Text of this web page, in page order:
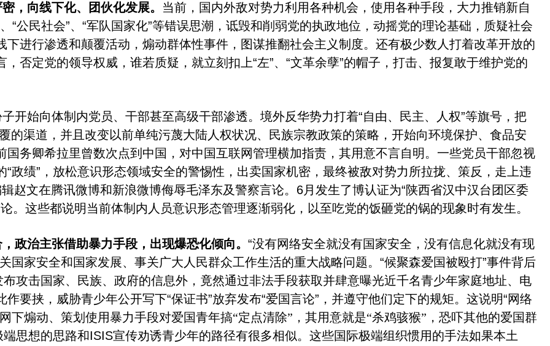
，向线下化、团伙化发展。 当前，国内外敌对势力利用各种机会，使用各种手段，大力推销新自
、 “公民社会”、 “军队国家化”等错误思潮，诋毁和削弱党的执政地位，动摇党的理论基础，质疑社会
进行渗透和颠覆活动，煽动群体性事件，图谋推翻社会主义制度。还有极少数人打着改革开放的
否定党的领导权威，谁若质疑，就立刻扣上“左”、 “文革余孽”的帽子，打击、报复敢于维护党的
开始向体制内党员、干部甚至高级干部渗透。境外反华势力打着“自由、民主、人权”等旗号，把
的渠道，并且改变以前单纯污蔑大陆人权状况、民族宗教政策的策略，开始向环境保护、食品安
务卿希拉里曾数次点到中国，对中国互联网管理横加指责，其用意不言自明。一些党员干部忽视
“政绩” ，放松意识形态领域安全的警惕性，出卖国家机密，最终被敌对势力所拉拢、策反，走上违
赵文在腾讯微博和新浪微博侮辱毛泽东及警察言论。 6月发生了博认证为“陕西省汉中汉台团区委
。这些都说明当前体制内人员意识形态管理逐渐弱化，以至吃党的饭砸党的锅的现象时有发生。
政治主张借助暴力手段，出现爆恐化倾向。“没有网络安全就没有国家安全，没有信息化就没有现
国家安全和国家发展、事关广大人民群众工作生活的重大战略问题。 “候聚森爱国被殴打”事件背后
攻击国家、民族、政府的信息外，竟然通过非法手段获取并肆意曝光近千名青少年家庭地址、电
作要挟，威胁青少年公开写下“保证书”放弃发布“爱国言论” ，并遵守他们定下的规矩。这说明“网络
下煽动、策划使用暴力手段对爱国青年搞“定点清除”，其用意就是“杀鸡骇猴”，恐吓其他的爱国群
思想的思路和ISIS宣传劝诱青少年的路径有很多相似。这些国际极端组织惯用的手法如果本土